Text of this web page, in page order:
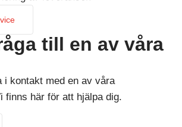
till en av våra
i kontakt med en av våra
finns här för att hjälpa dig.